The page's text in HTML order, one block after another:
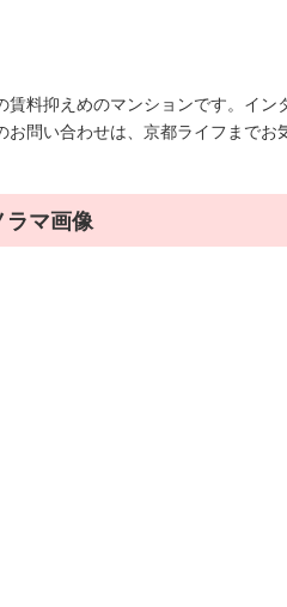
賃料抑えめのマンションです。イ
お問い合わせは、京都ライフまで
ラマ画像